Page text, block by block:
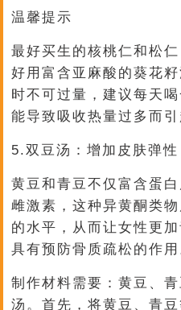
温馨提示
最好买生的核桃仁和松
好用富含亚麻酸的葵花
时不可过量，建议每天
能导致吸收热量过多而引
5.双豆汤：增加皮肤弹性
黄豆和青豆不仅富含蛋
雌激素，这种异黄酮类
的水平，从而让女性更
具有预防骨质疏松的作用
制作材料需要：黄豆、
汤。首先，将黄豆、青